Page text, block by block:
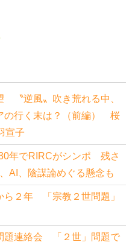
〝逆風〟吹き荒れる中、
の行く末は？（前編） 桜
宣子
年でRIRCがシンポ 残さ
AI、陰謀論めぐる懸念も
ら２年 「宗教２世問題」
題連絡会 「２世」問題で